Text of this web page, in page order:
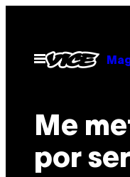
contenido
Abrir
Menú
Me
por